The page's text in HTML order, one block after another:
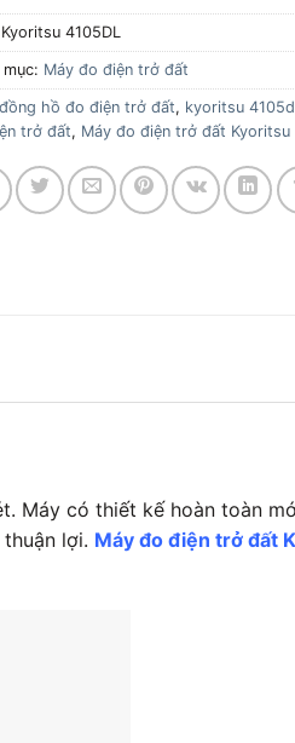
Kyoritsu 4105DL
mục: Máy đo điện trở đất
đồng hồ đo điện trở đất, kyoritsu
trở đất, Máy đo điện trở đất Kyoritsu
Máy có thiết kế hoàn toàn
lợi. Máy đo điện trở đất